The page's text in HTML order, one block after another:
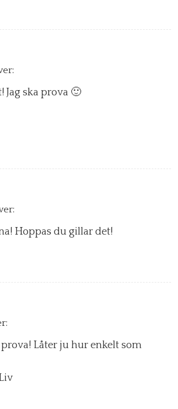
Jag ska prova 🙂
Hoppas du gillar det!
Låter ju hur enkelt som